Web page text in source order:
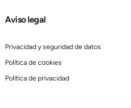
Aviso legal
Privacidad y seguridad de datos
Política de cookies
Política de privacidad